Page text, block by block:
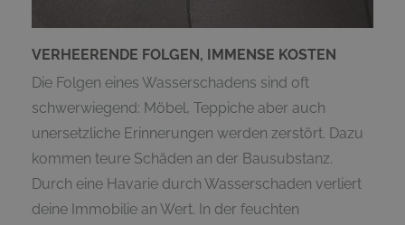
VERHEERENDE FOLGEN, IMMENSE KOSTEN
Die Folgen eines Wasserschadens sind oft
schwerwiegend: Möbel, Teppiche aber auch
unersetzliche Erinnerungen werden zerstört. Dazu
kommen teure Schäden an der Bausubstanz.
Durch eine Havarie durch Wasserschaden verliert
deine Immobilie an Wert. In der feuchten